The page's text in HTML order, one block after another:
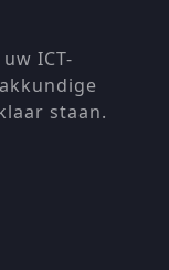
ICT-
staan.